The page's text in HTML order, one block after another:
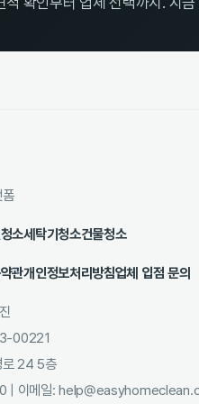
소세탁기청소건물청소
관개인정보처리방침업체 입점 문의
00221
로 24 5층
| 이메일: